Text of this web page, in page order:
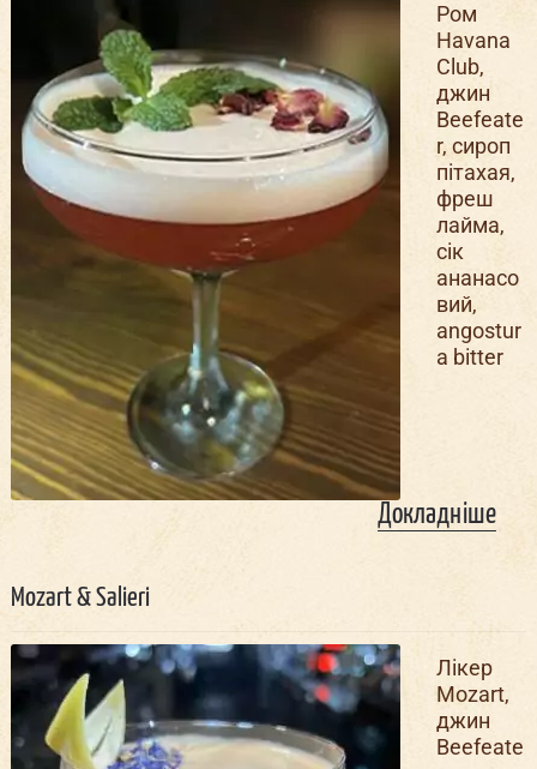
Ром
Havana
Club,
джин
Beefeate
r, сироп
пітахая,
фреш
лайма,
сік
ананасо
вий,
angostur
a bitter
Докладніше
Mozart & Salieri
Лікер
Mozart,
джин
Beefeate